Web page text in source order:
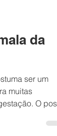
da
ser um